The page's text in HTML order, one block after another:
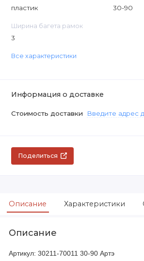
пластик 30-90
Ширина багета рамок
3
Все характеристики
Информация о доставке
Стоимость доставки Введите адрес
Поделиться
Описание Характеристики
Описание
Артикул: 30211-70011 30-90 Артэ